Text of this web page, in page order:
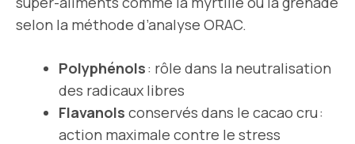
selon la méthode d’analyse ORAC.
Polyphénols: rôle dans la neutralisation
des radicaux libres
Flavanols conservés dans le cacao cru :
action maximale contre le stress